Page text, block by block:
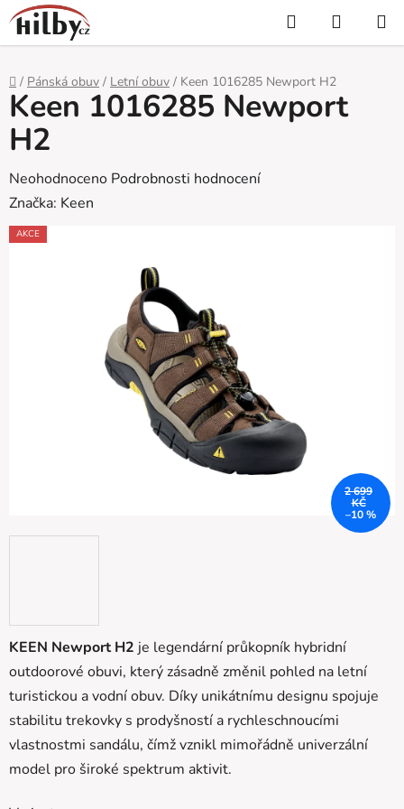
Přejít
na
obsah
Hledat
KOŠÍK
Domů
/ Pánská obuv / Letní obuv / Keen 1016285 Newport H2
KEEN Newport H2 je legendární průkopník hybridní
outdoorové obuvi, který zásadně změnil pohled na letní
turistickou a vodní obuv. Díky unikátnímu designu spojuje
stabilitu trekovky s prodyšností a rychleschnoucími
vlastnostmi sandálu, čímž vznikl mimořádně univerzální
model pro široké spektrum aktivit.
Keen 1016285 Newport
H2
Průměrné
hodnocení
produktu
Neohodnoceno Podrobnosti hodnocení
Značka: Keen
AKCE
2 699
KČ
–10 %